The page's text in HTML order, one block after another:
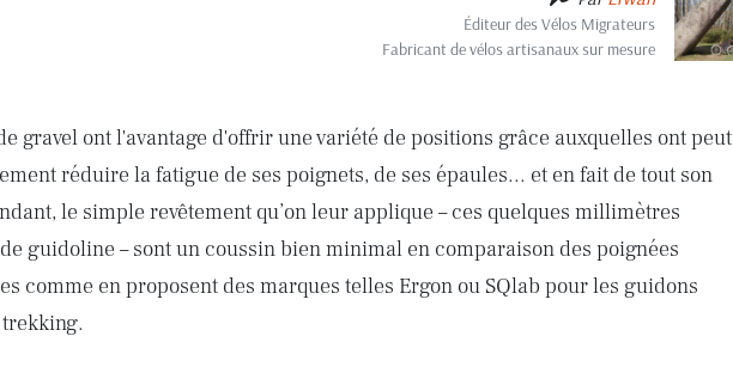
Éditeur des Vélos Migrateurs
Fabricant de vélos artisanaux sur mesure
gravel ont l'avantage d'offrir une variété de positions grâce auxquelles ont peut
réduire la fatigue de ses poignets, de ses épaules... et en fait de tout son
le simple revêtement qu’on leur applique – ces quelques millimètres
guidoline – sont un coussin bien minimal en comparaison des poignées
comme en proposent des marques telles Ergon ou SQlab pour les guidons